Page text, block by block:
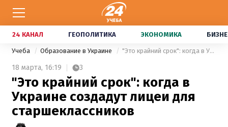
24 КАНАЛ ГЕОПОЛИТИКА ЭКОНОМИКА
Учеба Образование в Украине "Это крайний срок": когда в Украине создадут лицеи для старшеклассников
18 марта, 16:19 3
"Это крайний срок": когда в
Украине создадут лицеи для
старшеклассников